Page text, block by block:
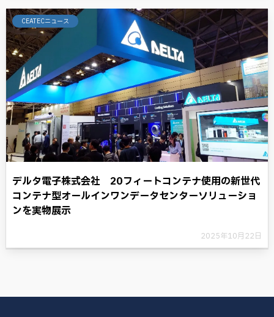
CEATECニュース
デルタ電子株式会社 20フィートコンテナ使用の新世代
コンテナ型オールインワンデータセンターソリューショ
ンを実物展示
2025年10月22日